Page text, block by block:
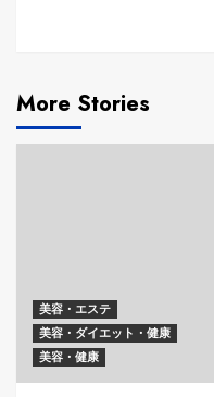
More Stories
美容・エステ
美容・ダイエット・健康
美容・健康